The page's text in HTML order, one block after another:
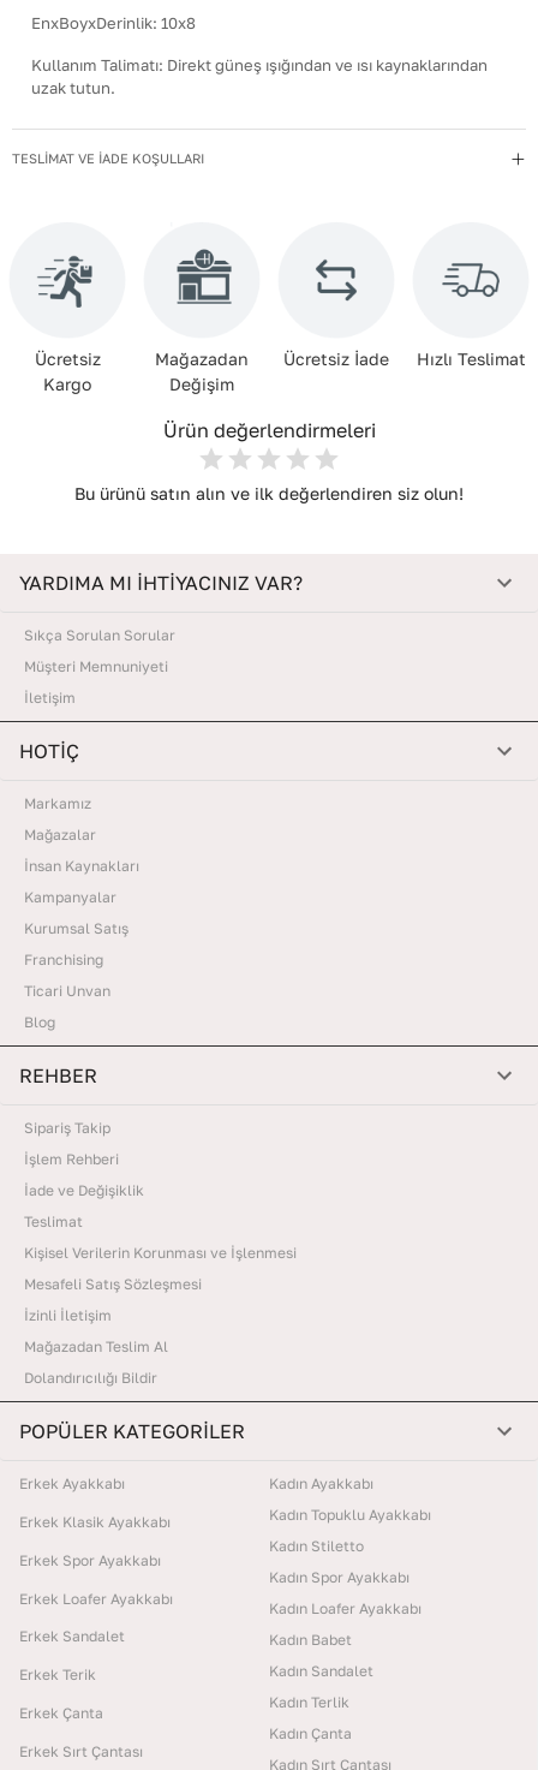
EnxBoyxDerinlik: 10x8
Kullanım Talimatı: Direkt güneş ışığından ve ısı kaynaklarından
uzak tutun.
Yıkama Talimatı:Çanta ve Aksesuarları hafif nemli bir bezle silin.
Kimyasal temizleyiciler kullanmayın. Temizlik sonrası doğrudan
TESLİMAT VE İADE KOŞULLARI
Ücretsiz
Kargo
Mağazadan
Değişim
Ücretsiz İade Hızlı Teslimat
Ürün değerlendirmeleri
Bu ürünü satın alın ve ilk değerlendiren siz olun!
YARDIMA MI İHTİYACINIZ VAR?
Sıkça Sorulan Sorular
Müşteri Memnuniyeti
İletişim
HOTİÇ
Markamız
Mağazalar
İnsan Kaynakları
Kampanyalar
Kurumsal Satış
Franchising
Ticari Unvan
Blog
REHBER
Sipariş Takip
İşlem Rehberi
İade ve Değişiklik
Teslimat
Kişisel Verilerin Korunması ve İşlenmesi
Mesafeli Satış Sözleşmesi
İzinli İletişim
Mağazadan Teslim Al
Dolandırıcılığı Bildir
POPÜLER KATEGORİLER
Erkek Ayakkabı
Erkek Klasik Ayakkabı
Erkek Spor Ayakkabı
Erkek Loafer Ayakkabı
Erkek Sandalet
Erkek Terik
Erkek Çanta
Erkek Sırt Çantası
Kadın Ayakkabı
Kadın Topuklu Ayakkabı
Kadın Stiletto
Kadın Spor Ayakkabı
Kadın Loafer Ayakkabı
Kadın Babet
Kadın Sandalet
Kadın Terlik
Kadın Çanta
Kadın Sırt Çantası